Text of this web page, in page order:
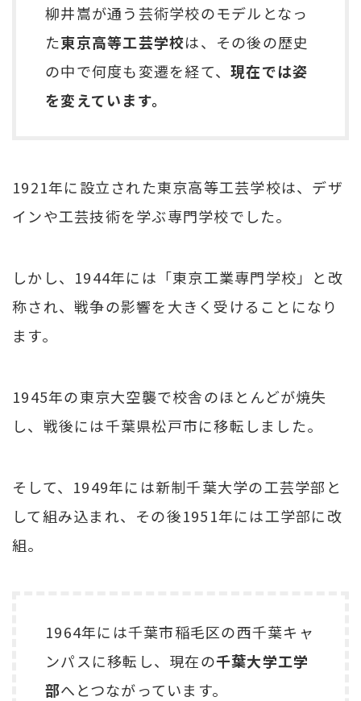
柳井嵩が通う芸術学校のモデルとなっ
た東京高等工芸学校は、その後の歴史
の中で何度も変遷を経て、現在では姿
を変えています。
1921年に設立された東京高等工芸学校は、デザ
インや工芸技術を学ぶ専門学校でした。
しかし、1944年には「東京工業専門学校」と改
称され、戦争の影響を大きく受けることになり
ます。
1945年の東京大空襲で校舎のほとんどが焼失
し、戦後には千葉県松戸市に移転しました。
そして、1949年には新制千葉大学の工芸学部と
して組み込まれ、その後1951年には工学部に改
組。
1964年には千葉市稲毛区の西千葉キャ
ンパスに移転し、現在の千葉大学工学
部へとつながっています。